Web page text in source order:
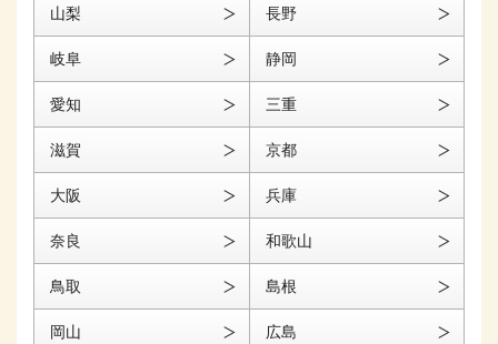
山梨 長野
岐阜 静岡
愛知 三重
滋賀 京都
大阪 兵庫
奈良 和歌山
鳥取 島根
岡山 広島